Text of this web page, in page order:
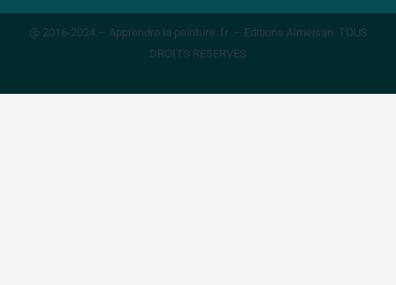
@ 2016-2024 – Apprendre la peinture .fr – Editions Almeisan TOUS
DROITS RESERVES